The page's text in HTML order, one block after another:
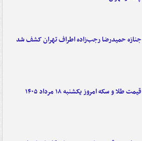
جنازه حمیدرضا رجب‌زاده اطراف تهران کشف شد
قیمت طلا و سکه امروز یکشنبه ۱۸ مرداد ۱۴۰۵